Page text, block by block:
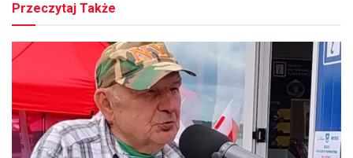
Przeczytaj Także